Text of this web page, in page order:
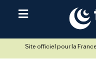
Site officiel pour la